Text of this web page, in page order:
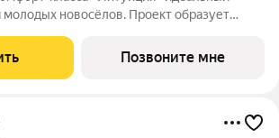
новосёлов. Проект образует
- Одоевского. Новый жилой комплекс
в сложившуюся
Позвоните мне